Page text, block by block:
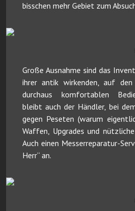
bisschen mehr Gebiet zum
Große Ausnahme sind das
ihrer antik wirkenden, auf
durchaus komfortablen
bleibt auch der Händler, bei
gegen Peseten (warum
Waffen, Upgrades und
Auch einen Messerreparatur-
Herr“ an.